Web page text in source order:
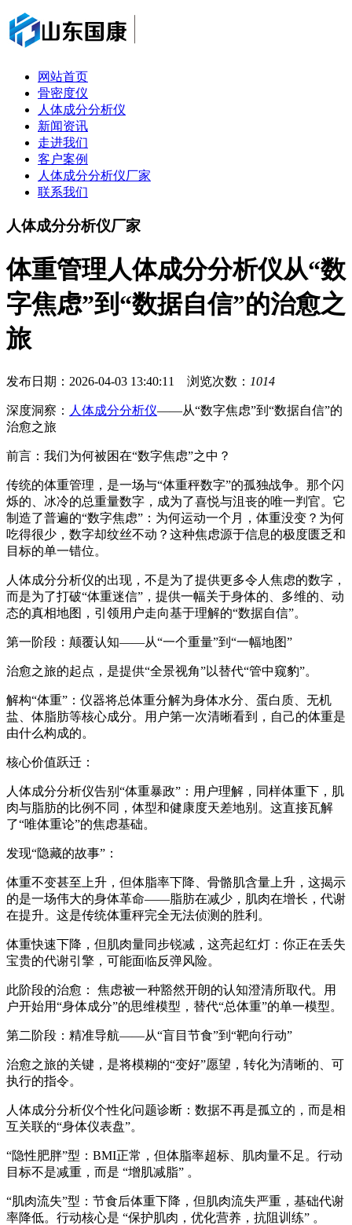
网站首页
骨密度仪
人体成分分析仪
新闻资讯
走进我们
客户案例
人体成分分析仪厂家
联系我们
人体成分分析仪厂家
体重管理人体成分分析仪从“数
字焦虑”到“数据自信”的治愈之
旅
发布日期：2026-04-03 13:40:11 浏览次数： 1014
深度洞察： 人体成分分析仪——从“数字焦虑”到“数据自信”的
治愈之旅
前言：我们为何被困在“数字焦虑”之中？
传统的体重管理，是一场与“体重秤数字”的孤独战争。那个闪
烁的、冰冷的总重量数字，成为了喜悦与沮丧的唯一判官。它
制造了普遍的“数字焦虑”：为何运动一个月，体重没变？为何
吃得很少，数字却纹丝不动？这种焦虑源于信息的极度匮乏和
目标的单一错位。
人体成分分析仪的出现，不是为了提供更多令人焦虑的数字，
而是为了打破“体重迷信”，提供一幅关于身体的、多维的、动
态的真相地图，引领用户走向基于理解的“数据自信”。
第一阶段：颠覆认知——从“一个重量”到“一幅地图”
治愈之旅的起点，是提供“全景视角”以替代“管中窥豹”。
解构“体重”：仪器将总体重分解为身体水分、蛋白质、无机
盐、体脂肪等核心成分。用户第一次清晰看到，自己的体重是
由什么构成的。
核心价值跃迁：
人体成分分析仪告别“体重暴政”：用户理解，同样体重下，肌
肉与脂肪的比例不同，体型和健康度天差地别。这直接瓦解
了“唯体重论”的焦虑基础。
发现“隐藏的故事”：
体重不变甚至上升，但体脂率下降、骨骼肌含量上升，这揭示
的是一场伟大的身体革命——脂肪在减少，肌肉在增长，代谢
在提升。这是传统体重秤完全无法侦测的胜利。
体重快速下降，但肌肉量同步锐减，这亮起红灯：你正在丢失
宝贵的代谢引擎，可能面临反弹风险。
此阶段的治愈： 焦虑被一种豁然开朗的认知澄清所取代。用
户开始用“身体成分”的思维模型，替代“总体重”的单一模型。
第二阶段：精准导航——从“盲目节食”到“靶向行动”
治愈之旅的关键，是将模糊的“变好”愿望，转化为清晰的、可
执行的指令。
人体成分分析仪个性化问题诊断：数据不再是孤立的，而是相
互关联的“身体仪表盘”。
“隐性肥胖”型：BMI正常，但体脂率超标、肌肉量不足。行动
目标不是减重，而是 “增肌减脂” 。
“肌肉流失”型：节食后体重下降，但肌肉流失严重，基础代谢
率降低。行动核心是 “保护肌肉，优化营养，抗阻训练” 。